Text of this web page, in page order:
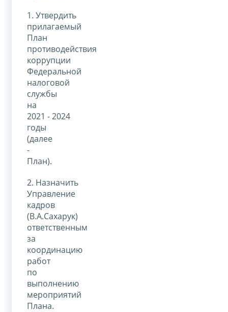
1. Утвердить
прилагаемый
План
противодействия
коррупции
Федеральной
налоговой
службы
на
2021 - 2024
годы
(далее
-
План).
2. Назначить
Управление
кадров
(В.А.Сахарук)
ответственным
за
координацию
работ
по
выполнению
мероприятий
Плана.